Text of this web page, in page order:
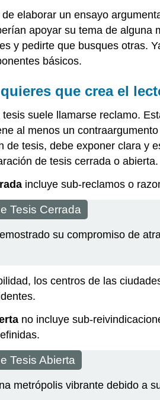
elaborar un ensayo
apoyar su tema de
y pedirte que busques otras.
básicos.
que crea el
suele llamarse reclamo.
al menos un
de tesis, debe exponer clara y
de tesis cerrada o abierta.
incluye sub-reclamos o
Tesis Cerrada
su compromiso de
los centros de las
no incluye sub-
Tesis Abierta
metrópolis vibrante debido a